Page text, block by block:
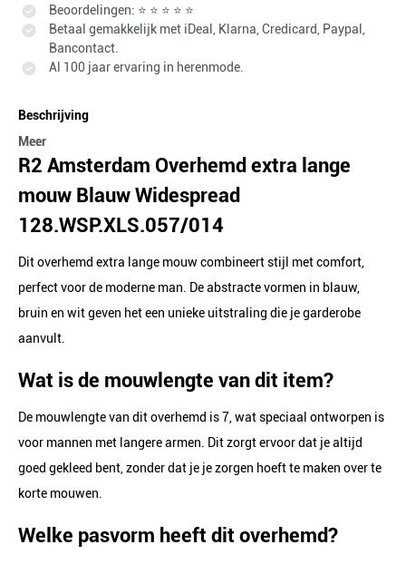
Beoordelingen: ⭐ ⭐ ⭐ ⭐ ⭐
Betaal gemakkelijk met iDeal, Klarna, Credicard, Paypal,
Bancontact.
Al 100 jaar ervaring in herenmode.
Beschrijving
Meer
R2 Amsterdam Overhemd extra lange
mouw Blauw Widespread
128.WSP.XLS.057/014
Dit overhemd extra lange mouw combineert stijl met comfort,
perfect voor de moderne man. De abstracte vormen in blauw,
bruin en wit geven het een unieke uitstraling die je garderobe
aanvult.
Wat is de mouwlengte van dit item?
De mouwlengte van dit overhemd is 7, wat speciaal ontworpen is
voor mannen met langere armen. Dit zorgt ervoor dat je altijd
goed gekleed bent, zonder dat je je zorgen hoeft te maken over te
korte mouwen.
Welke pasvorm heeft dit overhemd?